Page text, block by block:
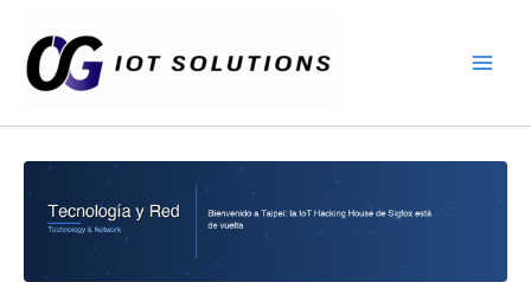
contenido